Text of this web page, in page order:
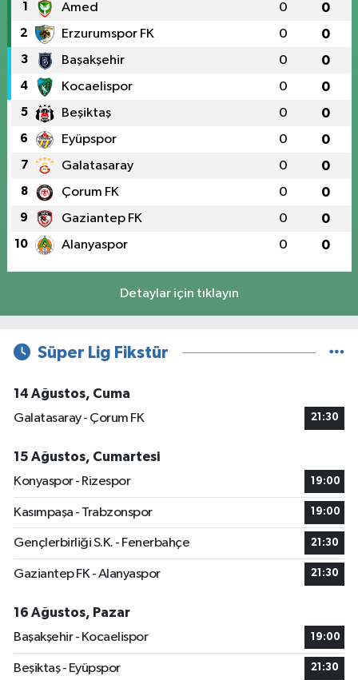
1 Amed 0 0
2 Erzurumspor FK 0 0
3 Başakşehir 0 0
4 Kocaelispor 0 0
5 Beşiktaş 0 0
6 Eyüpspor 0 0
7 Galatasaray 0 0
8 Çorum FK 0 0
9 Gaziantep FK 0 0
10 Alanyaspor 0 0
Detaylar için tıklayın
Süper Lig Fikstür
14 Ağustos, Cuma
Galatasaray - Çorum FK
21:30
15 Ağustos, Cumartesi
Konyaspor - Rizespor
19:00
Kasımpaşa - Trabzonspor 19:00
Gençlerbirliği S.K. - Fenerbahçe 21:30
Gaziantep FK - Alanyaspor 21:30
16 Ağustos, Pazar
Başakşehir - Kocaelispor
19:00
Beşiktaş - Eyüpspor 21:30